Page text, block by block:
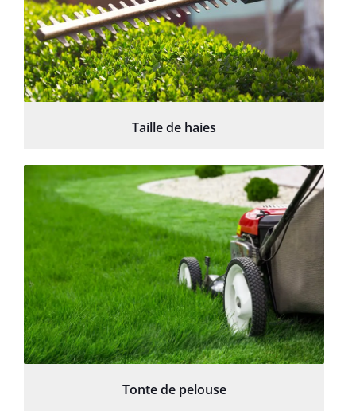
Taille de haies
Tonte de pelouse